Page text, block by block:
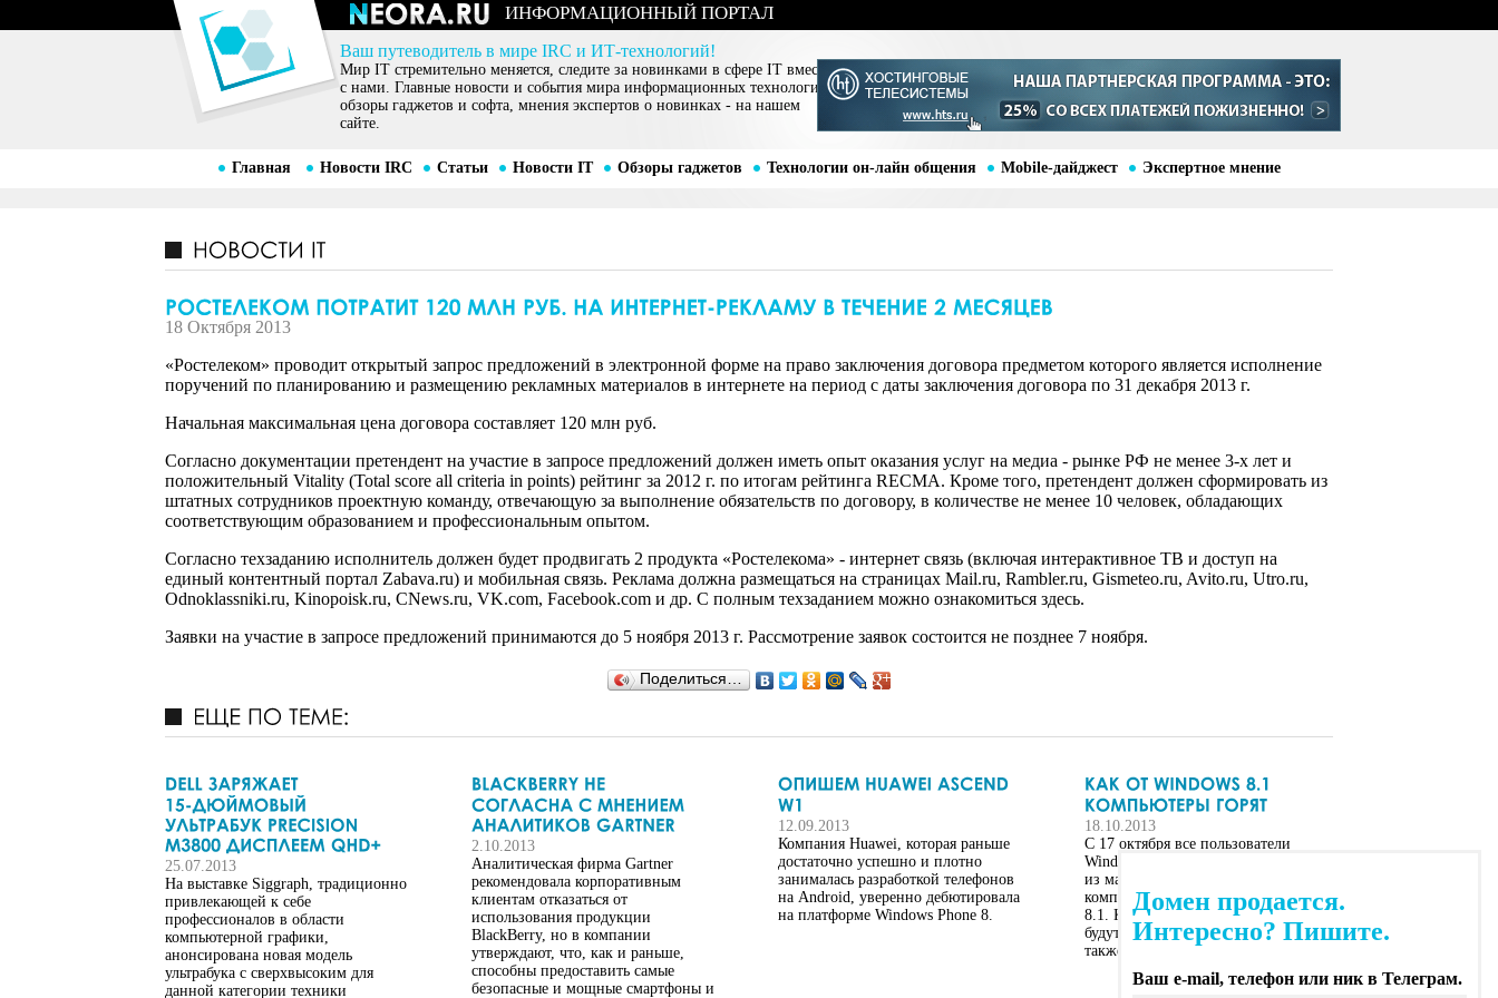
ИНФОРМАЦИОННЫЙ ПОРТАЛ
Ваш путеводитель в мире IRC и ИТ-технологий!
Мир IT стремительно меняется, следите за новинками в сфере IT вместе
с нами. Главные новости и события мира информационных технологий,
обзоры гаджетов и софта, мнения экспертов о новинках - на нашем
сайте.
Главная Новости IRC Статьи Новости IT Обзоры гаджетов Технологии он-лайн общения Mobile-дайджест Экспертное мнение
18 Октября 2013
«Ростелеком» проводит открытый запрос предложений в электронной форме на право заключения договора предметом которого является исполнение
поручений по планированию и размещению рекламных материалов в интернете на период с даты заключения договора по 31 декабря 2013 г.
Начальная максимальная цена договора составляет 120 млн руб.
Согласно документации претендент на участие в запросе предложений должен иметь опыт оказания услуг на медиа - рынке РФ не менее 3-х лет и
положительный Vitality (Total score all criteria in points) рейтинг за 2012 г. по итогам рейтинга RECMA. Кроме того, претендент должен сформировать из
штатных сотрудников проектную команду, отвечающую за выполнение обязательств по договору, в количестве не менее 10 человек, обладающих
соответствующим образованием и профессиональным опытом.
Согласно техзаданию исполнитель должен будет продвигать 2 продукта «Ростелекома» - интернет связь (включая интерактивное ТВ и доступ на
единый контентный портал Zabava.ru) и мобильная связь. Реклама должна размещаться на страницах Mail.ru, Rambler.ru, Gismeteo.ru, Avito.ru, Utro.ru,
Odnoklassniki.ru, Kinopoisk.ru, CNews.ru, VK.com, Facebook.com и др. С полным техзаданием можно ознакомиться здесь.
Заявки на участие в запросе предложений принимаются до 5 ноября 2013 г. Рассмотрение заявок состоится не позднее 7 ноября.
Поделиться…
25.07.2013
На выставке Siggraph, традиционно
привлекающей к себе
профессионалов в области
компьютерной графики,
анонсирована новая модель
ультрабука с сверхвысоким для
данной категории техники
2.10.2013
Аналитическая фирма Gartner
рекомендовала корпоративным
клиентам отказаться от
использования продукции
BlackBerry, но в компании
утверждают, что, как и раньше,
способны предоставить самые
безопасные и мощные смартфоны и
12.09.2013
Компания Huawei, которая раньше
достаточно успешно и плотно
занималась разработкой телефонов
на Android, уверенно дебютировала
на платформе Windows Phone 8.
18.10.2013
С 17 октября все пользователи
Windows 8 могут бесплатно скачать
из магазина приложений
комплексное обновление Windows
8.1. Кроме того, новую версию ОС
будут предустанавливать на ПК, а
также продавать в...
Домен продается.
Интересно? Пишите.
Ваш e-mail, телефон или ник в Телеграм.